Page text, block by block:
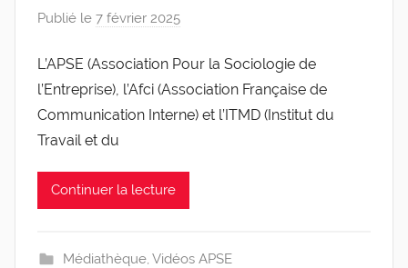
Publié le 7 février 2025
r
g
l
s
L’APSE (Association Pour la Sociologie de
l’Entreprise), l’Afci (Association Française de
Communication Interne) et l’ITMD (Institut du
Travail et du
Continuer la lecture
Médiathèque, Vidéos APSE